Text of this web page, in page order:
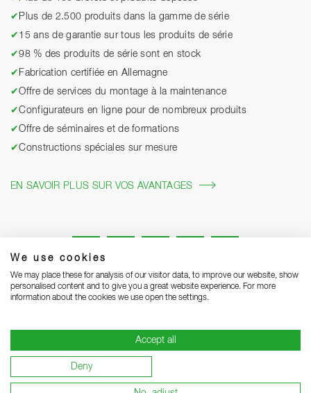
We use cookies
We may place these for analysis of our visitor data, to improve our website, show
personalised content and to give you a great website experience. For more
information about the cookies we use open the settings.
Accept all
Deny
✔ Plus de 2.500 produits dans la gamme de série
✔ 15 ans de garantie sur tous les produits de série
✔98 % des produits de série sont en stock
✔ Fabrication certifiée en Allemagne
✔Offre de services du montage à la maintenance
✔Configurateurs en ligne pour de nombreux produits
✔Offre de séminaires et de formations
✔Constructions spéciales sur mesure
EN SAVOIR PLUS SUR VOS AVANTAGES
Mentions légales Protection des données Grounding Page
CGV Remarques concernant la livraison
Conditions de garantie Devenir sous-traitant